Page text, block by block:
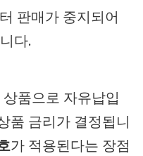
판매가 중지되어
다.
품으로 자유납입
품 금리가 결정됩니
가 적용된다는 장점